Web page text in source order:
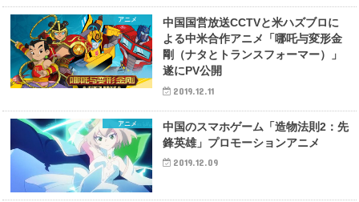
アニメ
中国国営放送CCTVと米ハズブロに
よる中米合作アニメ「哪吒与変形金
剛（ナタとトランスフォーマー）」
遂にPV公開
2019.12.11
アニメ
中国のスマホゲーム「造物法則2：先
鋒英雄」プロモーションアニメ
2019.12.09